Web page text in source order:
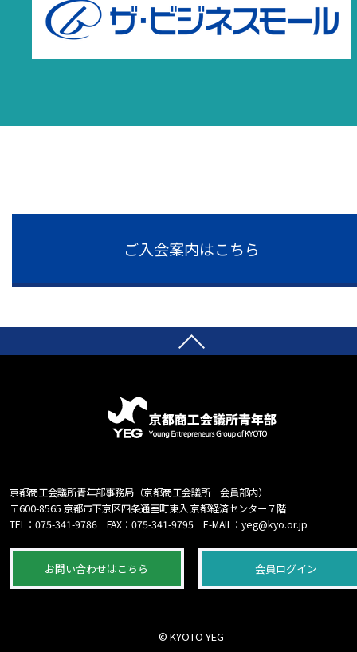
ご入会案内はこちら
京都商工会議所青年部事務局（京都商工会議所 会員部内）
〒600-8565 京都市下京区四条通室町東入 京都経済センター７階
TEL： 075-341-9786 FAX：075-341-9795 E-MAIL： yeg@kyo.or.jp
お問い合わせはこちら 会員ログイン
© KYOTO YEG